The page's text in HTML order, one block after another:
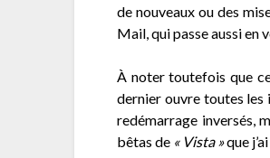
de nouveaux ou des
Mail, qui passe aussi en
À noter toutefois que
dernier ouvre toutes les
redémarrage inversés,
bêtas de « Vista »que